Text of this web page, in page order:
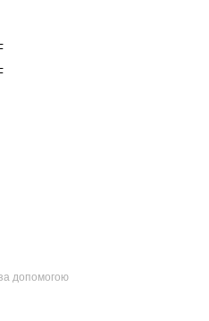
допомогою